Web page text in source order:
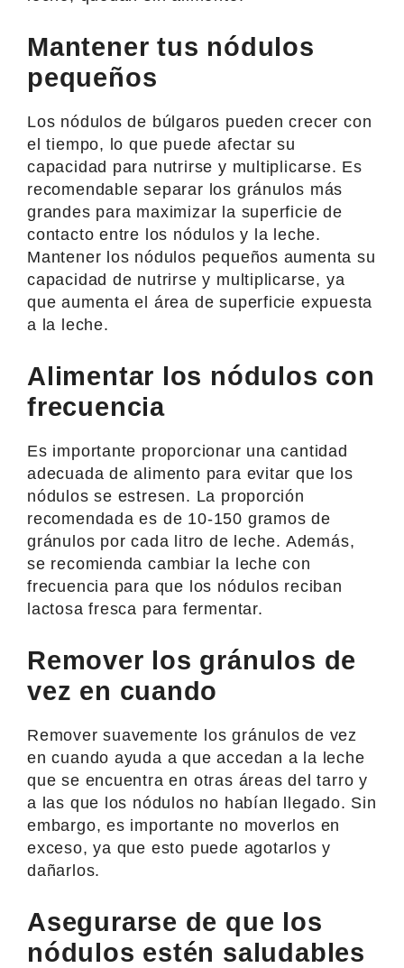
Mantener tus nódulos
pequeños
Los nódulos de búlgaros pueden crecer con
el tiempo, lo que puede afectar su
capacidad para nutrirse y multiplicarse. Es
recomendable separar los gránulos más
grandes para maximizar la superficie de
contacto entre los nódulos y la leche.
Mantener los nódulos pequeños aumenta su
capacidad de nutrirse y multiplicarse, ya
que aumenta el área de superficie expuesta
a la leche.
Alimentar los nódulos con
frecuencia
Es importante proporcionar una cantidad
adecuada de alimento para evitar que los
nódulos se estresen. La proporción
recomendada es de 10-150 gramos de
gránulos por cada litro de leche. Además,
se recomienda cambiar la leche con
frecuencia para que los nódulos reciban
lactosa fresca para fermentar.
Remover los gránulos de
vez en cuando
Remover suavemente los gránulos de vez
en cuando ayuda a que accedan a la leche
que se encuentra en otras áreas del tarro y
a las que los nódulos no habían llegado. Sin
embargo, es importante no moverlos en
exceso, ya que esto puede agotarlos y
dañarlos.
Asegurarse de que los
nódulos estén saludables